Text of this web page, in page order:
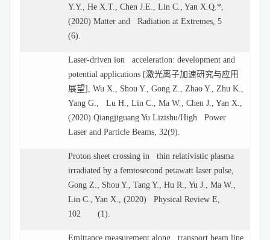
Y.Y., He X.T., Chen J.E., Lin C., Yan X.Q.*,
(2020) Matter and Radiation at Extremes, 5
(6).
Laser-driven ion acceleration: development and
potential applications [激光离子加速研究与应用
展望], Wu X., Shou Y., Gong Z., Zhao Y., Zhu K.,
Yang G., Lu H., Lin C., Ma W., Chen J., Yan X.,
(2020) Qiangjiguang Yu Lizishu/High Power
Laser and Particle Beams, 32(9).
Proton sheet crossing in thin relativistic plasma
irradiated by a femtosecond petawatt laser pulse,
Gong Z., Shou Y., Tang Y., Hu R., Yu J., Ma W.,
Lin C., Yan X., (2020) Physical Review E,
102 (1).
Emittance measurement along transport beam line